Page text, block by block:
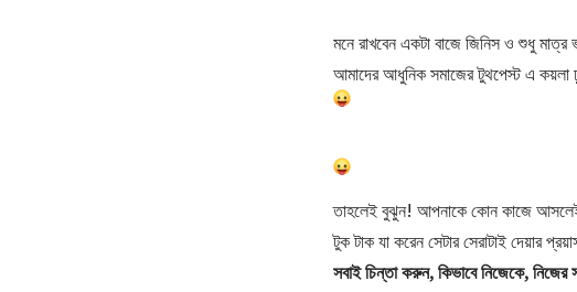
মনে রাখবেন একটা বাজে জিনিস ও শুধু মাত্র
আমাদের আধুনিক সমাজের টুথপেস্ট এ কয়লা
তাহলেই বুঝুন! আপনাকে কোন কাজে আসলেই
টুক টাক যা করেন সেটার সেরাটাই দেয়ার
সবাই চিন্তা করুন, কিভাবে নিজেকে,